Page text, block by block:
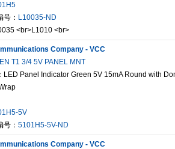
号： L10035-ND
<br>L1010 <br>
Company - VCC
T1 3/4 5V PANEL MNT
LED Panel Indicator Green 5V 15mA Round with
5V
号： 5101H5-5V-ND
Company - VCC